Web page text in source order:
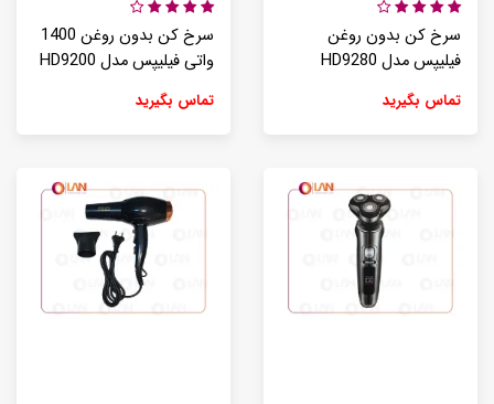
سرخ کن بدون روغن
فیلیپس مدل HD9280
تماس بگیرید
سرخ کن بدون روغن 1400
واتی فیلیپس مدل HD9200
تماس بگیرید